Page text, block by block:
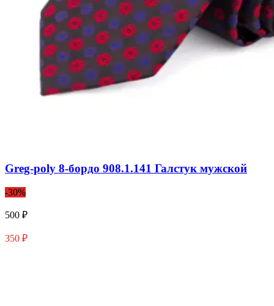
Greg-poly 8-бордо 908.1.141 Галстук мужской
-30%
500 ₽
350 ₽